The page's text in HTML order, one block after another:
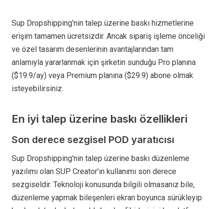
Sup Dropshipping'nin talep üzerine baskı hizmetlerine
erişim tamamen ücretsizdir. Ancak sipariş işleme önceliği
ve özel tasarım desenlerinin avantajlarından tam
anlamıyla yararlanmak için şirketin sunduğu Pro planına
($19.9/ay) veya Premium planına ($29.9) abone olmak
isteyebilirsiniz.
En iyi talep üzerine baskı özellikleri
Son derece sezgisel POD yaratıcısı
Sup Dropshipping'nin talep üzerine baskı düzenleme
yazılımı olan SUP Creator'ın kullanımı son derece
sezgiseldir. Teknoloji konusunda bilgili olmasanız bile,
düzenleme yapmak bileşenleri ekran boyunca sürükleyip